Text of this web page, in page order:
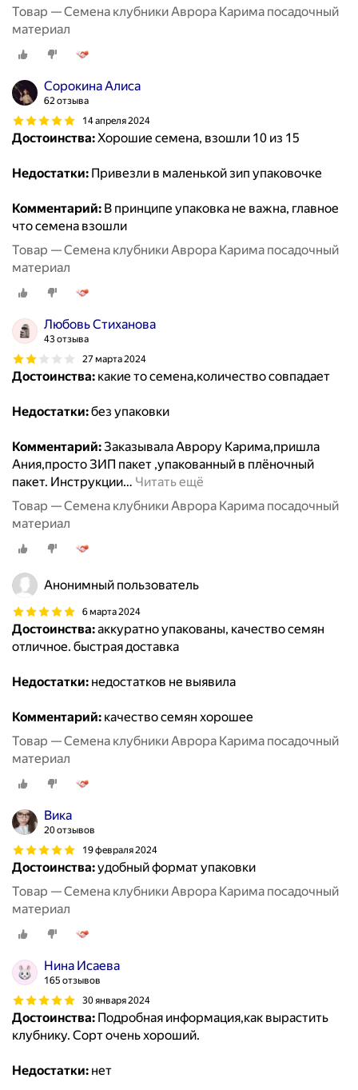
Товар — Семена клубники Аврора Карима посадочный
материал
Сорокина Алиса
62 отзыва
14 апреля 2024
Достоинства:Хорошие семена, взошли 10 из 15
Недостатки: Привезли в маленькой зип упаковочке
Комментарий: В принципе упаковка не важна, главное
что семена взошли
Товар — Семена клубники Аврора Карима посадочный
материал
Любовь Стиханова
43 отзыва
27 марта 2024
Достоинства: какие то семена,количество совпадает
Недостатки:без упаковки
Комментарий:Заказывала Аврору Карима,пришла
Ания,просто ЗИП пакет ,упакованный в плёночный
пакет. Инструкции… Читать ещё
Товар — Семена клубники Аврора Карима посадочный
материал
Анонимный пользователь
6 марта 2024
Достоинства:аккуратно упакованы, качество семян
отличное. быстрая доставка
Недостатки: недостатков не выявила
Комментарий: качество семян хорошее
Товар — Семена клубники Аврора Карима посадочный
материал
Вика
20 отзывов
19 февраля 2024
Достоинства:удобный формат упаковки
Товар — Семена клубники Аврора Карима посадочный
материал
Нина Исаева
165 отзывов
30 января 2024
Достоинства: Подробная информация,как вырастить
клубнику. Сорт очень хороший.
Недостатки: нет